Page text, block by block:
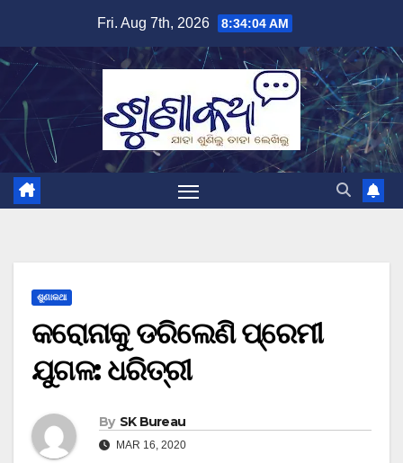
content
Fri. Aug 7th, 2026 8:34:04 AM
ଶୁଣାକଥା
କରୋନାକୁ ଡରିଲେଣି ପ୍ରେମୀ
ଯୁଗଳ: ଧରିତ୍ରୀ
By SK Bureau
MAR 16, 2020